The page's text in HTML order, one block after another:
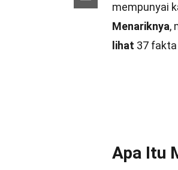
mempunyai
Menariknya,
lihat 37
Apa Itu